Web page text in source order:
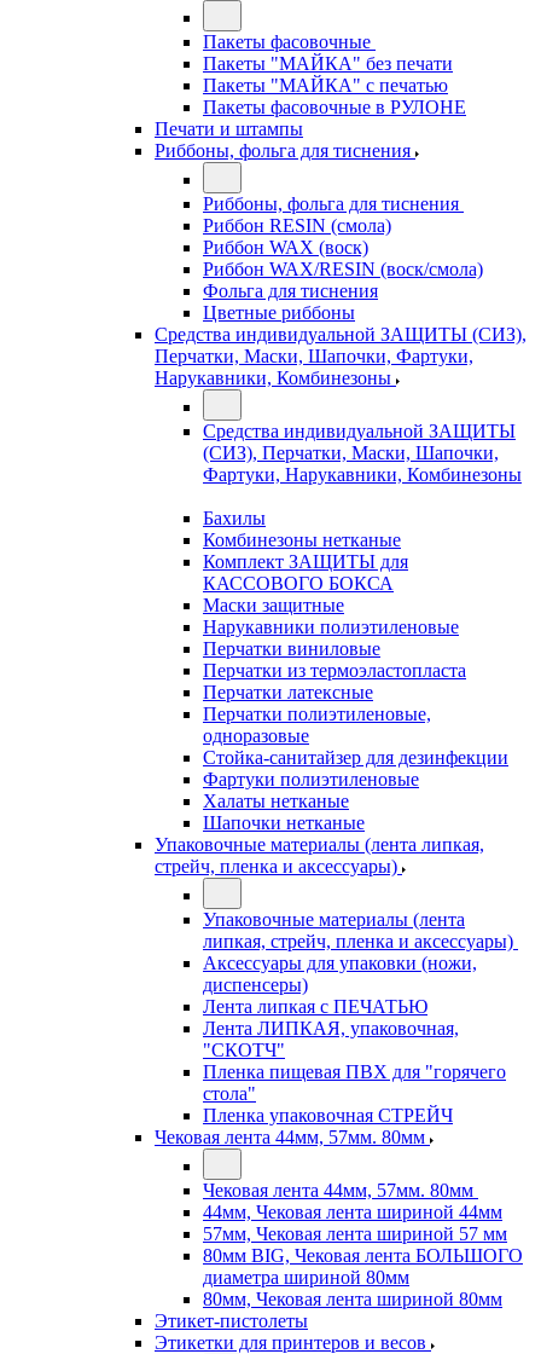
Пакеты фасовочные
Пакеты "МАЙКА" без печати
Пакеты "МАЙКА" с печатью
Пакеты фасовочные в РУЛОНЕ
Печати и штампы
Риббоны, фольга для тиснения
Риббоны, фольга для тиснения
Риббон RESIN (смола)
Риббон WAX (воск)
Риббон WAX/RESIN (воск/смола)
Фольга для тиснения
Цветные риббоны
Средства индивидуальной ЗАЩИТЫ (СИЗ),
Перчатки, Маски, Шапочки, Фартуки,
Нарукавники, Комбинезоны
Средства индивидуальной ЗАЩИТЫ
(СИЗ), Перчатки, Маски, Шапочки,
Фартуки, Нарукавники, Комбинезоны
Бахилы
Комбинезоны нетканые
Комплект ЗАЩИТЫ для
КАССОВОГО БОКСА
Маски защитные
Нарукавники полиэтиленовые
Перчатки виниловые
Перчатки из термоэластопласта
Перчатки латексные
Перчатки полиэтиленовые,
одноразовые
Стойка-санитайзер для дезинфекции
Фартуки полиэтиленовые
Халаты нетканые
Шапочки нетканые
Упаковочные материалы (лента липкая,
стрейч, пленка и аксессуары)
Упаковочные материалы (лента
липкая, стрейч, пленка и аксессуары)
Аксессуары для упаковки (ножи,
диспенсеры)
Лента липкая с ПЕЧАТЬЮ
Лента ЛИПКАЯ, упаковочная,
"СКОТЧ"
Пленка пищевая ПВХ для "горячего
стола"
Пленка упаковочная СТРЕЙЧ
Чековая лента 44мм, 57мм. 80мм
Чековая лента 44мм, 57мм. 80мм
44мм, Чековая лента шириной 44мм
57мм, Чековая лента шириной 57 мм
80мм BIG, Чековая лента БОЛЬШОГО
диаметра шириной 80мм
80мм, Чековая лента шириной 80мм
Этикет-пистолеты
Этикетки для принтеров и весов